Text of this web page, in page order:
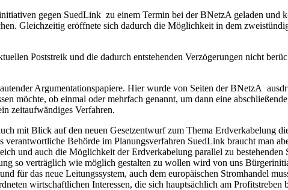
gegen SuedLink zu einem Termin bei der BNetzA geladen und
Gleichzeitig eröffnete sich dadurch die Möglichkeit in dem
Poststreik und die dadurch entstehenden Verzögerungen nicht
Argumentationspapiere. Hier wurde von Seiten der BNetzA
möchte, ob einmal oder mehrfach genannt, um dann eine
zeitaufwändiges Verfahren.
mit Blick auf den neuen Gesetzentwurf zum Thema Erdverkabelung
Behörde im Planungsverfahren SuedLink braucht man
und auch die Möglichkeit der Erdverkabelung parallel zu bestehenden
so verträglich wie möglich gestalten zu wollen wird von uns
das neue Leitungssystem, auch dem europäischen Stromhandel
wirtschaftlichen Interessen, die sich hauptsächlich am Profitstreben